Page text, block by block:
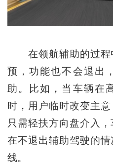
在领航辅助的过程
预，功能也不会退出
助。比如，当车辆在
时，用户临时改变主
只需轻扶方向盘介入
在不退出辅助驾驶的
线。